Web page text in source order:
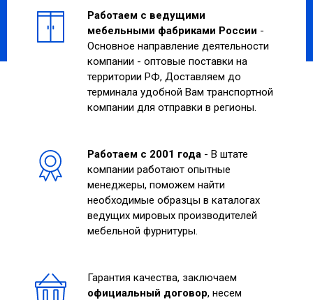
Работаем с ведущими
мебельными фабриками России -
Основное направление деятельности
компании - оптовые поставки на
территории РФ, Доставляем до
терминала удобной Вам транспортной
компании для отправки в регионы.
Работаем с 2001 года - В штате
компании работают опытные
менеджеры, поможем найти
необходимые образцы в каталогах
ведущих мировых производителей
мебельной фурнитуры.
Гарантия качества, заключаем
официальный договор, несем